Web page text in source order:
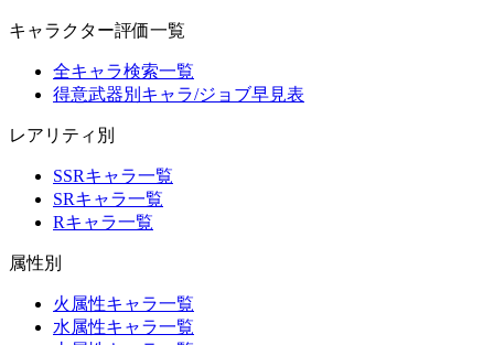
キャラクター評価一覧
全キャラ検索一覧
得意武器別キャラ/ジョブ早見表
レアリティ別
SSRキャラ一覧
SRキャラ一覧
Rキャラ一覧
属性別
火属性キャラ一覧
水属性キャラ一覧